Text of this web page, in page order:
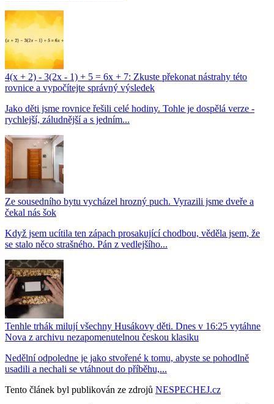
4(x + 2) - 3(2x - 1) + 5 = 6x + 7: Zkuste překonat nástrahy této
rovnice a vypočítejte správný výsledek
Jako děti jsme rovnice řešili celé hodiny. Tohle je dospělá verze -
rychlejší, záludnější a s jedním...
Ze sousedního bytu vycházel hrozný puch. Vyrazili jsme dveře a
čekal nás šok
Když jsem ucítila ten zápach prosakující chodbou, věděla jsem, že
se stalo něco strašného. Pán z vedlejšího...
Tenhle trhák milují všechny Husákovy děti. Dnes v 16:25 vytáhne
Nova z archivu nezapomenutelnou českou klasiku
Nedělní odpoledne je jako stvořené k tomu, abyste se pohodlně
usadili a nechali se vtáhnout do příběhu,...
Tento článek byl publikován ze zdrojů NESPECHEJ.cz